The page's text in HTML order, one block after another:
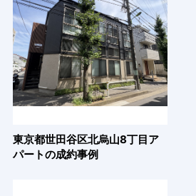
東京都世田谷区北烏山8丁目ア
パートの成約事例